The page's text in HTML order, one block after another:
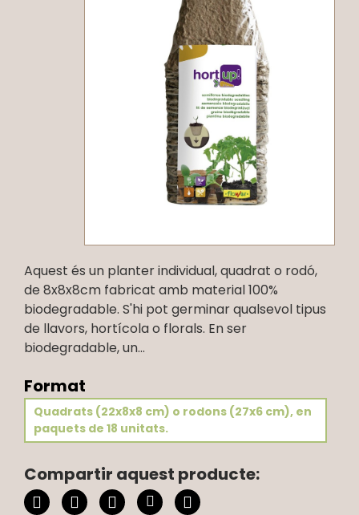
Aquest és un planter individual, quadrat o rodó,
de 8x8x8cm fabricat amb material 100%
biodegradable. S'hi pot germinar qualsevol tipus
de llavors, hortícola o florals. En ser
biodegradable, un...
Format
Quadrats (22x8x8 cm) o rodons (27x6 cm), en
paquets de 18 unitats.
Compartir aquest producte: